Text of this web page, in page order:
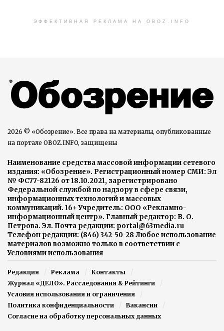
ЭФФЕКТИВНАЯ РЕКЛАМА НА OBOZ.INFO
2026 © «Обозрение». Все права на материалы, опубликованные
на портале OBOZ.INFO, защищены
Наименование средства массовой информации сетевого
издания: «Обозрение». Регистрационный номер СМИ: Эл
№ ФС77-82126 от 18.10.2021, зарегистрировано
Федеральной службой по надзору в сфере связи,
информационных технологий и массовых
коммуникаций. 16+ Учредитель: ООО «Рекламно-
информационный центр». Главный редактор: В. О.
Петрова. Эл. Почта редакции: portal@63media.ru
Телефон редакции: (846) 342-50-28 Любое использование
материалов возможно только в соответствии с
Условиями использования
Редакция Реклама
Контакты
Журнал «ДЕЛО». Расследования & Рейтинги
Условия использования и ограничения
Политика конфиденциальности
Вакансии
Согласие на обработку персональных данных